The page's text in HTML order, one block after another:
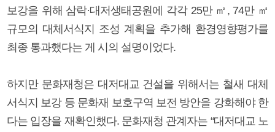
보강을 위해 삼락·대저생태공원에 각각 25만 ㎡, 74만 ㎡
규모의 대체서식지 조성 계획을 추가해 환경영향평가를
최종 통과했다는 게 시의 설명이었다.
하지만 문화재청은 대저대교 건설을 위해서는 철새 대체
서식지 보강 등 문화재 보호구역 보전 방안을 강화해야 한
다는 입장을 재확인했다. 문화재청 관계자는 “대저대교 노